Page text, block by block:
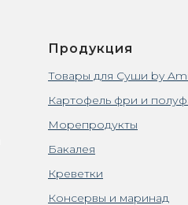
Продукция
Товары для Суши by
Картофель фри и
Морепродукты
Бакалея
Креветки
Консервы и маринад